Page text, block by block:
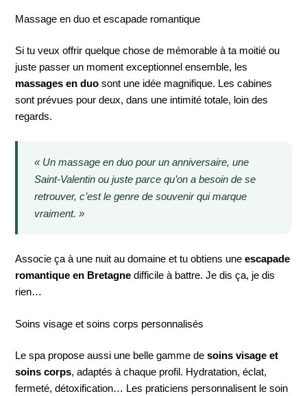
Massage en duo et escapade romantique
Si tu veux offrir quelque chose de mémorable à ta moitié ou
juste passer un moment exceptionnel ensemble, les
massages en duo sont une idée magnifique. Les cabines
sont prévues pour deux, dans une intimité totale, loin des
regards.
« Un massage en duo pour un anniversaire, une
Saint-Valentin ou juste parce qu’on a besoin de se
retrouver, c’est le genre de souvenir qui marque
vraiment. »
Associe ça à une nuit au domaine et tu obtiens uneescapade
romantique en Bretagne difficile à battre. Je dis ça, je dis
rien…
Soins visage et soins corps personnalisés
Le spa propose aussi une belle gamme desoins visage et
soins corps, adaptés à chaque profil. Hydratation, éclat,
fermeté, détoxification… Les praticiens personnalisent le soin